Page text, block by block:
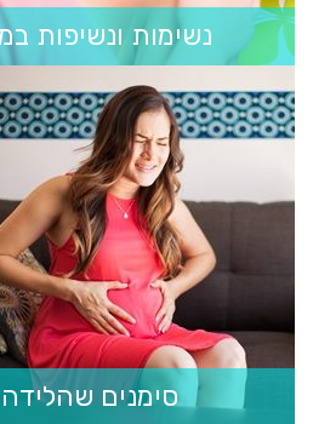
נשימות ונשיפות
סימנים